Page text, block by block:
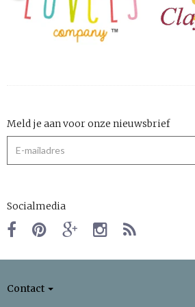
Meld je aan voor onze nieuwsbrief
Socialmedia
Contact